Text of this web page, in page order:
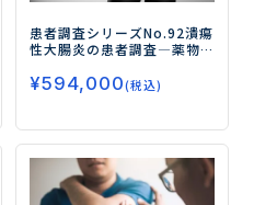
患者調査シリーズNo.92潰瘍
性大腸炎の患者調査―薬物
薬の受容性やニーズを探る
¥594,000(税込)